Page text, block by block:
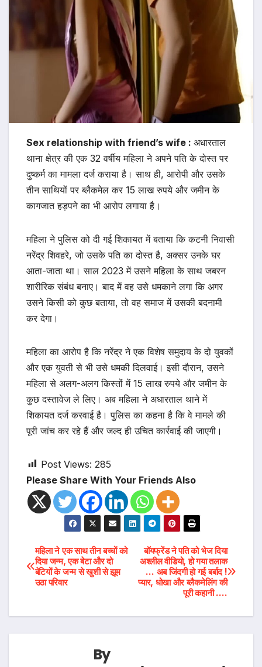
Sex relationship with friend’s wife : अधारताल
थाना क्षेत्र की एक 32 वर्षीय महिला ने अपने पति के दोस्त पर
दुष्कर्म का मामला दर्ज कराया है। साथ ही, आरोपी और उसके
तीन साथियों पर ब्लैकमेल कर 15 लाख रुपये और जमीन के
कागजात हड़पने का भी आरोप लगाया है।
महिला ने पुलिस को दी गई शिकायत में बताया कि कटनी निवासी
नरेंद्र शिवहरे, जो उसके पति का दोस्त है, अक्सर उनके घर
आता-जाता था। साल 2023 में उसने महिला के साथ जबरन
शारीरिक संबंध बनाए। बाद में वह उसे धमकाने लगा कि अगर
उसने किसी को कुछ बताया, तो वह समाज में उसकी बदनामी
कर देगा।
महिला का आरोप है कि नरेंद्र ने एक विशेष समुदाय के दो युवकों
और एक युवती से भी उसे धमकी दिलवाई। इसी दौरान, उसने
महिला से अलग-अलग किस्तों में 15 लाख रुपये और जमीन के
कुछ दस्तावेज ले लिए। अब महिला ने अधारताल थाने में
शिकायत दर्ज करवाई है। पुलिस का कहना है कि वे मामले की
पूरी जांच कर रहे हैं और जल्द ही उचित कार्रवाई की जाएगी।
Post Views: 285
Please Share With Your Friends Also
Post
navigation
बॉयफ्रेंड ने पति को भेज दिया
अश्लील वीडियो, हो गया तलाक
… अब जिंदगी हो गई बर्बाद !
प्यार, धोखा और ब्लैकमेलिंग की
पूरी कहानी ….
महिला ने एक साथ तीन बच्चों को
दिया जन्म, एक बेटा और दो
बेटियों के जन्म से खुशी से झूम
उठा परिवार
By